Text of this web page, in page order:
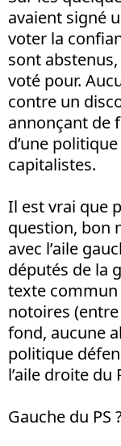
avaient signé
voter la
sont
voté pour.
contre un
annonçant de
d’une
capitalistes.
Il est vrai que
question, bon
avec l’aile
députés de la
texte commun
notoires (entre
fond, aucune
politique
l’aile droite du
Gauche du PS